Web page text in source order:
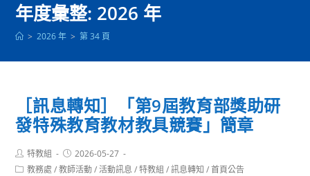
年度彙整: 2026 年
> 2026 年 > 第 34 頁
［訊息轉知］「第9屆教育部獎助研
發特殊教育教材教具競賽」簡章
Post
author:
特教組
Post
published:
2026-05-27
Post教務處 / 教師活動 / 活動訊息 / 特教組 / 訊息轉知 / 首頁公告